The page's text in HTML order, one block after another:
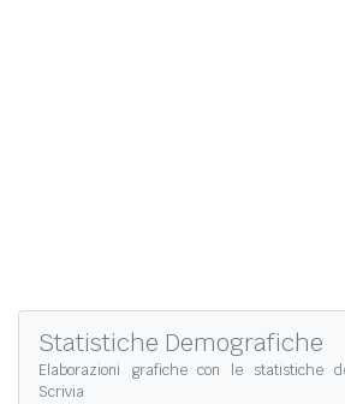
Statistiche Demografiche
Elaborazioni grafiche con le statistiche
Scrivia